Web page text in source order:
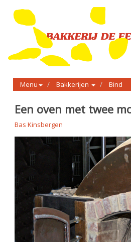
Menu Bakkerijen Bind
Een oven met twee
Bas Kinsbergen